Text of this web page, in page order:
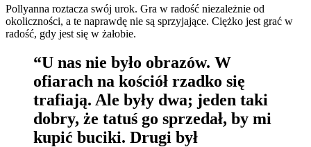
Pollyanna roztacza swój urok. Gra w radość niezależnie od
okoliczności, a te naprawdę nie są sprzyjające. Ciężko jest grać w
radość, gdy jest się w żałobie.
“U nas nie było obrazów. W
ofiarach na kościół rzadko się
trafiają. Ale były dwa; jeden taki
dobry, że tatuś go sprzedał, by mi
kupić buciki. Drugi był